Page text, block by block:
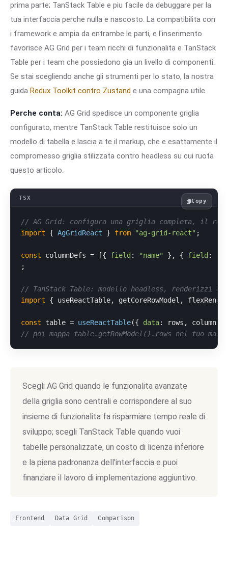
prima parte; TanStack Table e piu facile da debuggare per la
tua interfaccia perche nulla e nascosto. La compatibilita con
i framework e ampia da entrambe le parti, e l'inserimento
favorisce AG Grid per i team ricchi di funzionalita e TanStack
Table per i team che possiedono gia un livello di componenti.
Se stai scegliendo anche gli strumenti per lo stato, la nostra
guida Redux Toolkit contro Zustand e una compagna utile.
Perche conta: AG Grid spedisce un componente griglia
configurato, mentre TanStack Table restituisce solo un
modello di tabella e lascia a te il markup, che e esattamente il
compromesso griglia stilizzata contro headless su cui ruota
questo articolo.
// AG Grid: configura una griglia completa, il
import { AgGridReact } from "ag-grid-react" ;
const columnDefs = [{ field : "name" }, { field :
;
// TanStack Table: modello headless, renderizzi
import { useReactTable, getCoreRowModel,
const table = useReactTable({ data: rows, columns,
// poi mappa table.getRowModel().rows nel tuo
Copy
Scegli AG Grid quando le funzionalita avanzate
della griglia sono centrali e corrispondere al suo
insieme di funzionalita fa risparmiare tempo reale di
sviluppo; scegli TanStack Table quando vuoi
tabelle personalizzate, un costo di licenza inferiore
e la piena padronanza dell'interfaccia e puoi
finanziare il lavoro di implementazione aggiuntivo.
Frontend Data Grid Comparison